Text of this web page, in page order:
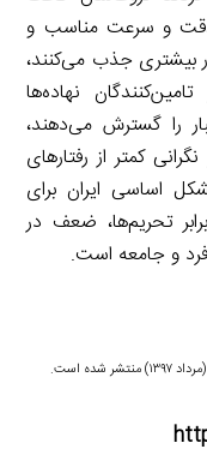
دقت و سرعت مناسب و
بیشتری جذب می‌کنند،
نهاده‌ها
را گسترش می‌دهند،
کمتر از رفتارهای
اساسی ایران برای
تحریم‌ها، ضعف در
و جامعه است.